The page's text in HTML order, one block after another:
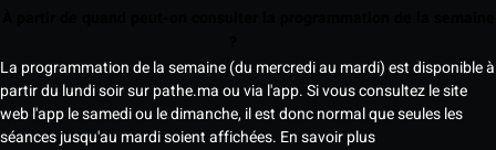
La programmation de la semaine (du mercredi au mardi) est disponible à
partir du lundi soir sur pathe.ma ou via l'app. Si vous consultez le site
web l'app le samedi ou le dimanche, il est donc normal que seules les
séances jusqu'au mardi soient affichées. En savoir plus